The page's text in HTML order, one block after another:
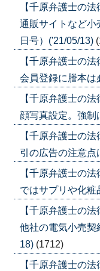
【千原弁護士の
通販サイトなど小
日号）('21/05/13)
【千原弁護士の
会員登録に謄本は
【千原弁護士の
顔写真設定。強制
【千原弁護士の
引の広告の注意点
【千原弁護士の
ではサプリや化粧
【千原弁護士の
他社の電気小売
18) (1712)
【千原弁護士の